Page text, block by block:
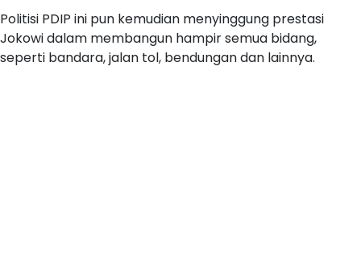
Politisi PDIP ini pun kemudian menyinggung prestasi
Jokowi dalam membangun hampir semua bidang,
seperti bandara, jalan tol, bendungan dan lainnya.